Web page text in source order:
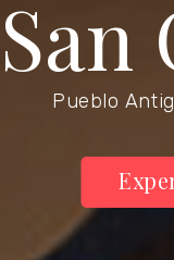
San
Pueblo